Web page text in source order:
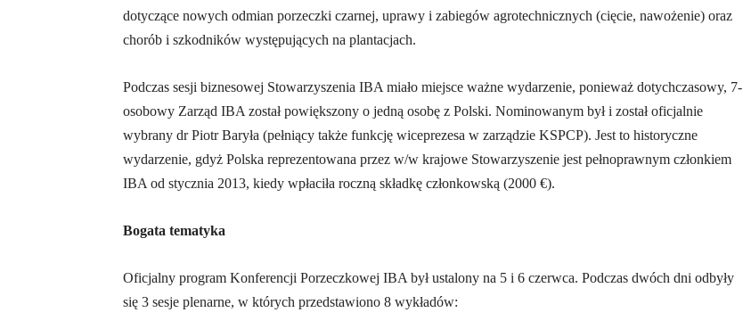
dotyczące nowych odmian porzeczki czarnej, uprawy i zabiegów agrotechnicznych (cięcie, nawożenie) oraz
chorób i szkodników występujących na plantacjach.
Podczas sesji biznesowej Stowarzyszenia IBA miało miejsce ważne wydarzenie, ponieważ dotychczasowy, 7-
osobowy Zarząd IBA został powiększony o jedną osobę z Polski. Nominowanym był i został oficjalnie
wybrany dr Piotr Baryła (pełniący także funkcję wiceprezesa w zarządzie KSPCP). Jest to historyczne
wydarzenie, gdyż Polska reprezentowana przez w/w krajowe Stowarzyszenie jest pełnoprawnym członkiem
IBA od stycznia 2013, kiedy wpłaciła roczną składkę członkowską (2000 €).
Bogata tematyka
Oficjalny program Konferencji Porzeczkowej IBA był ustalony na 5 i 6 czerwca. Podczas dwóch dni odbyły
się 3 sesje plenarne, w których przedstawiono 8 wykładów: